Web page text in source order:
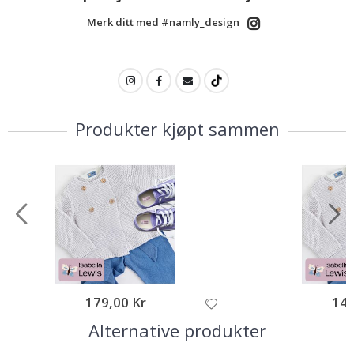
Merk ditt med #namly_design
Produkter kjøpt sammen
179,00 Kr
Alternative produkter